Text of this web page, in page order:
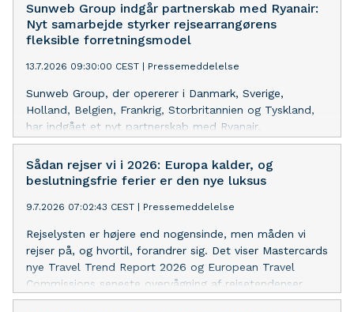
Sunweb Group indgår partnerskab med Ryanair:
Nyt samarbejde styrker rejsearrangørens
fleksible forretningsmodel
13.7.2026 09:30:00 CEST Pressemeddelelse
Sunweb Group, der opererer i Danmark, Sverige,
Holland, Belgien, Frankrig, Storbritannien og Tyskland,
har indgået et nyt partnerskab med Ryanair.
Samarbejdet betyder, at Europas største
lavprisselskabs flyvninger nu bliver integreret direkte i
Sunwebs bookingplatform. Det giver kunderne adgang
sammensætte flere fleksible og prisvenlige pakkerejser.
Sådan rejser vi i 2026: Europa kalder, og
beslutningsfrie ferier er den nye luksus
9.7.2026 07:02:43 CEST Pressemeddelelse
Rejselysten er højere end nogensinde, men måden vi
rejser på, og hvortil, forandrer sig. Det viser Mastercards
nye Travel Trend Report 2026 og European Travel
Commissions seneste overvågning af rejsetendenser.